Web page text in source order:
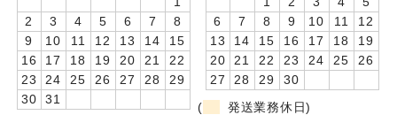
卒業記念品
音声入りフォトフレームクロック(集合)
音声入りフォトフレームクロック(校歌)
2
3 4 5 6 7
8
9
10 11 12 13 14
15
16
17 18 19 20 21
22
23
24 25 26 27 28
29
30
31
6
7 8 9 10 11
12
13
14 15 16 17 18
19
20
21 22 23 24 25
26
27
28 29
30
(
発送業務休日)